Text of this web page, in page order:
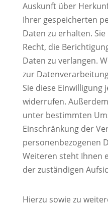
Auskunft über
Ihrer gespeicherten
Daten zu erhalten.
Recht, die
Daten zu verlangen.
zur
Sie diese
widerrufen.
unter bestimmten
Einschränkung der
personenbezogenen
Weiteren steht Ihnen
der zuständigen
Hierzu sowie zu